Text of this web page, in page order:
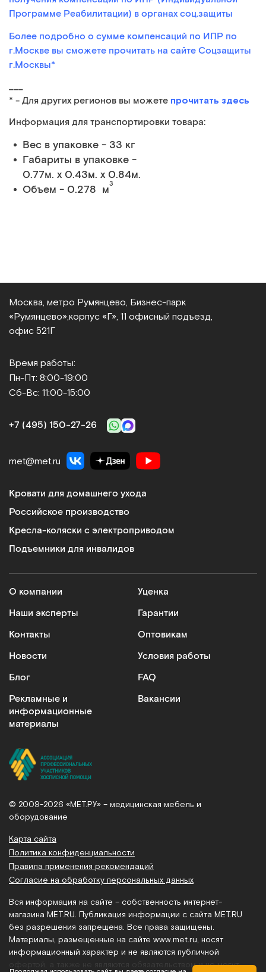
Программе Реабилитации) в органах соц.защиты
Более подробно о сумме компенсаций по ИПР по
г.Москве вы сможете прочитать на сайте Соцзащиты
г.Москвы*
___
* - Для других регионов вы можете прочитать здесь
Информация для транспортировки товара:
Вес в упаковке - 33 кг
Габариты в упаковке -
0.77м. x 0.43м. x 0.84м.
Объем - 0.278 м3
Москва, метро Румянцево, Бизнес‑парк
«Румянцево», корпус «Г», 11 офисный подъезд,
офис 521Г
Время работы:
Пн-Пт: 8:00-19:00
Сб-Вс: 11:00-15:00
+7 (495) 150‑27‑26
met@met.ru
Кровати для домашнего ухода
Российское производство
Кресла-коляски с электроприводом
Подъемники для инвалидов
О компании
Наши эксперты
Контакты
Новости
Блог
Рекламные и
информационные
материалы
Уценка
Гарантии
Оптовикам
Условия работы
FAQ
Вакансии
© 2009-2026 «МЕТ.РУ» – медицинская мебель и
оборудование
Карта сайта
Политика конфиденциальности
Правила применения рекомендаций
Согласие на обработку персональных данных
Вся информация на сайте – собственность интернет-
магазина MET.RU. Публикация информации с сайта MET.RU
без разрешения запрещена. Все права защищены.
Материалы, размещенные на сайте www.met.ru , носят
информационный характер и не являются публичной
офертой, а также не являются обязательством и не могут